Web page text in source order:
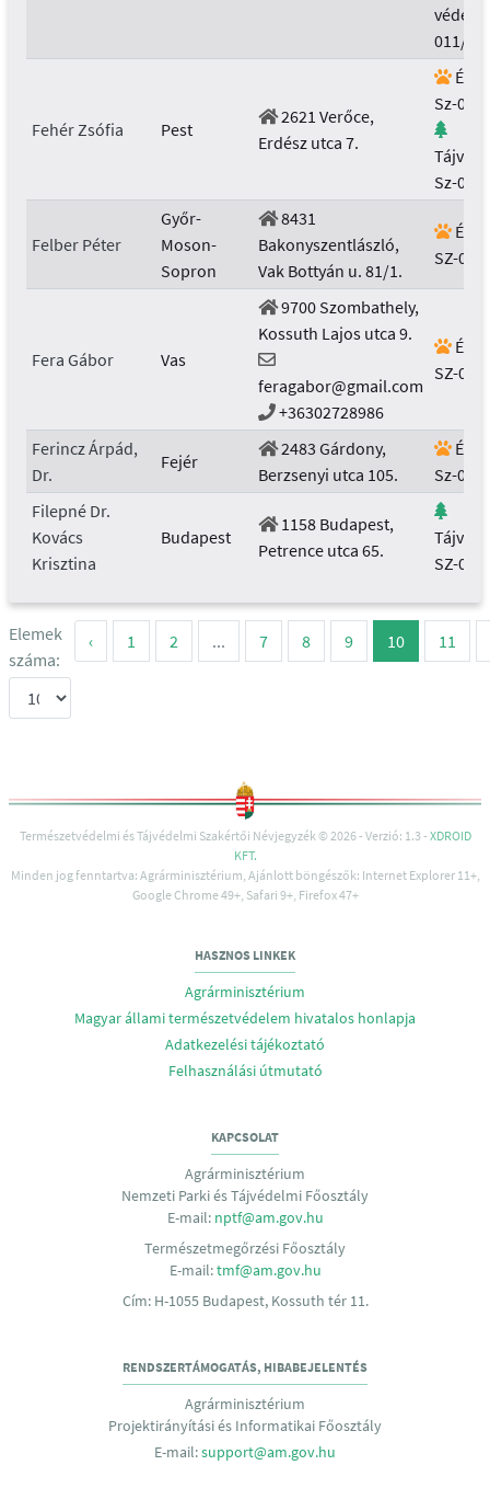
011/
Fehér Zsófia Pest
2621 Verőce,
Erdész utca 7.
Sz-
Sz-
Felber Péter
Győr-
Moson-
Sopron
8431
Bakonyszentlászló,
Vak Bottyán u. 81/1.
SZ-
Fera Gábor Vas
9700 Szombathely,
Kossuth Lajos utca 9.
feragabor@gmail.com
+36302728986
SZ-
Ferincz Árpád,
Dr.
Fejér
2483 Gárdony,
Berzsenyi utca 105.
Sz-
Filepné Dr.
Kovács
Krisztina
Budapest
1158 Budapest,
Petrence utca 65.
SZ-
Elemek
száma:
‹ 1 2 ... 7 8 9 10 11
Természetvédelmi és Tájvédelmi Szakértői Névjegyzék © 2026 - Verzió: 1.3 - XDROID
KFT.
Minden jog fenntartva: Agrárminisztérium, Ajánlott böngészők: Internet Explorer 11+,
Google Chrome 49+, Safari 9+, Firefox 47+
HASZNOS LINKEK
Agrárminisztérium
Magyar állami természetvédelem hivatalos honlapja
Adatkezelési tájékoztató
Felhasználási útmutató
KAPCSOLAT
Agrárminisztérium
Nemzeti Parki és Tájvédelmi Főosztály
E-mail: nptf@am.gov.hu
Természetmegőrzési Főosztály
E-mail:tmf@am.gov.hu
Cím: H-1055 Budapest, Kossuth tér 11.
RENDSZERTÁMOGATÁS, HIBABEJELENTÉS
Agrárminisztérium
Projektirányítási és Informatikai Főosztály
E-mail:support@am.gov.hu